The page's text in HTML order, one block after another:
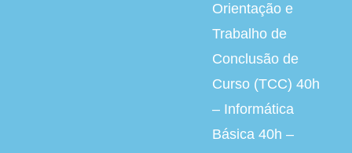
Orientação e
Trabalho de
Conclusão de
Curso (TCC) 40h
– Informática
Básica 40h –